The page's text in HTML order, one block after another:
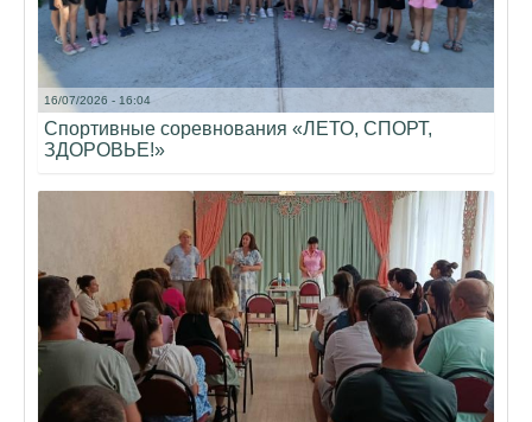
16/07/2026 - 16:04
Спортивные соревнования «ЛЕТО, СПОРТ,
ЗДОРОВЬЕ!»